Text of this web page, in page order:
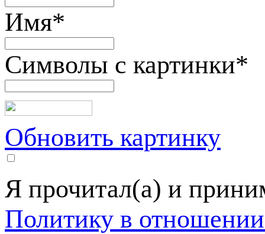
Имя*
Символы с картинки*
Обновить картинку
Я прочитал(а) и
Политику в